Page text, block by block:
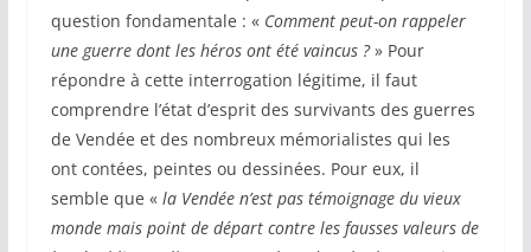
question fondamentale : « Comment peut-on rappeler
une guerre dont les héros ont été vaincus ?» Pour
répondre à cette interrogation légitime, il faut
comprendre l’état d’esprit des survivants des guerres
de Vendée et des nombreux mémorialistes qui les
ont contées, peintes ou dessinées. Pour eux, il
semble que «la Vendée n’est pas témoignage du vieux
monde mais point de départ contre les fausses valeurs de